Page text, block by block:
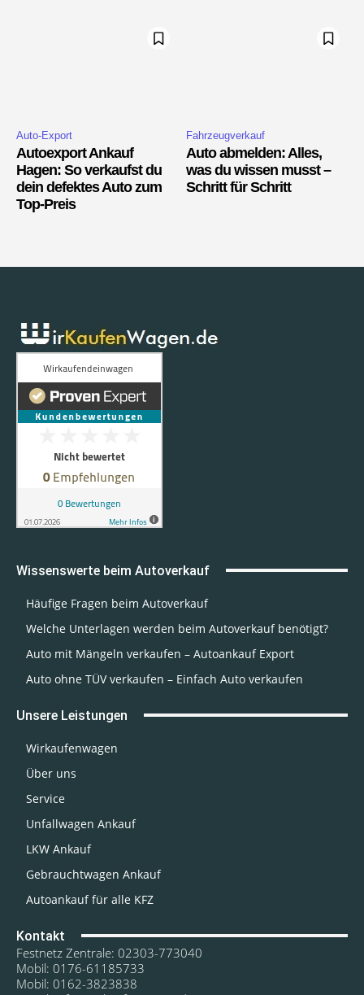
Auto-Export
Autoexport Ankauf
Hagen: So verkaufst du
dein defektes Auto zum
Top-Preis
Fahrzeugverkauf
Auto abmelden: Alles,
was du wissen musst –
Schritt für Schritt
Wissenswerte beim Autoverkauf
Häufige Fragen beim Autoverkauf
Welche Unterlagen werden beim Autoverkauf benötigt?
Auto mit Mängeln verkaufen – Autoankauf Export
Auto ohne TÜV verkaufen – Einfach Auto verkaufen
Unsere Leistungen
Wirkaufenwagen
Über uns
Service
Unfallwagen Ankauf
LKW Ankauf
Gebrauchtwagen Ankauf
Autoankauf für alle KFZ
Kontakt
Festnetz Zentrale: 02303-773040
Mobil: 0176-61185733
Mobil: 0162-3823838